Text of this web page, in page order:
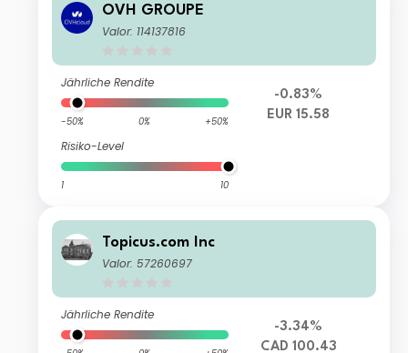
OVH GROUPE
Valor: 114137816
Jährliche Rendite
-50% 0% +50%
Risiko-Level
1 10
-0.83%
EUR 15.58
Topicus.com Inc
Valor: 57260697
Jährliche Rendite
-3.34%
CAD 100.43